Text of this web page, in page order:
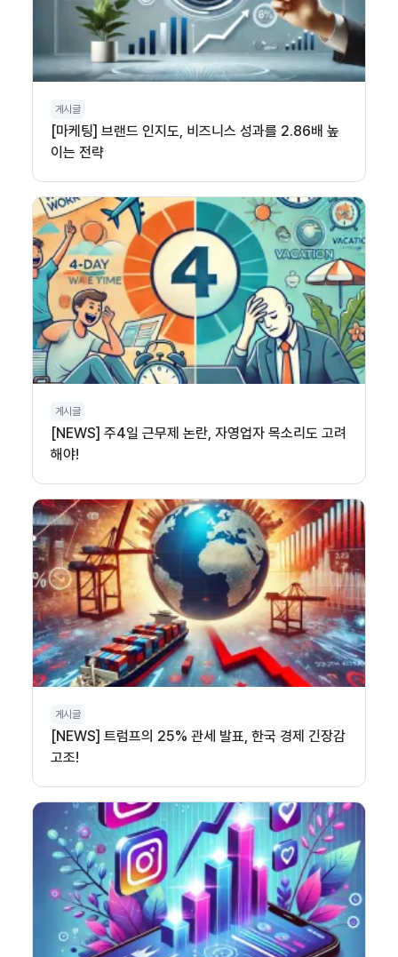
게시글
[마케팅] 브랜드 인지도, 비즈니스 성과를 2.86배 높
이는 전략
게시글
[NEWS] 주4일 근무제 논란, 자영업자 목소리도 고려
해야!
게시글
[NEWS] 트럼프의 25% 관세 발표, 한국 경제 긴장감
고조!